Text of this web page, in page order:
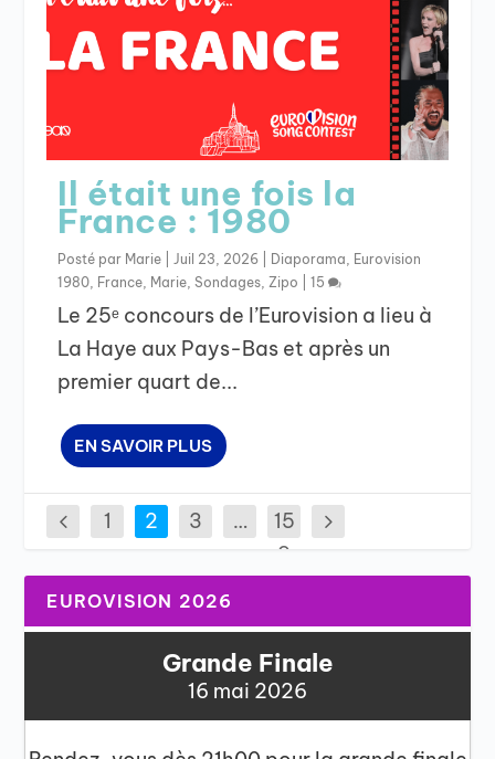
Il était une fois la
France : 1980
Posté par Marie Juil 23, 2026 Diaporama
Eurovision
1980 France Marie ,Sondages ,Zipo |15
Le 25ᵉ concours de l’Eurovision a lieu à
La Haye aux Pays-Bas et après un
premier quart de...
EN SAVOIR PLUS
1 2 3 …
15
9
EUROVISION 2026
Grande Finale
16 mai 2026